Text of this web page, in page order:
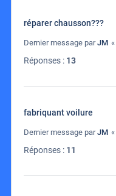
réparer chausson???
Dernier message parJM «
Réponses : 13
fabriquant voilure
Dernier message parJM «
Réponses : 11